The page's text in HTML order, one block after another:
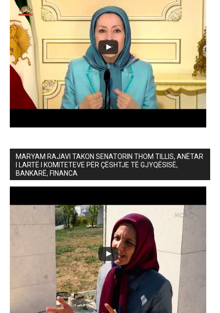
MARYAM RAJAVI TAKON SENATORIN THOM TILLIS, ANËTAR
I LARTË I KOMITETEVE PËR ÇËSHTJE TË GJYQËSISË,
BANKARË, FINANCA